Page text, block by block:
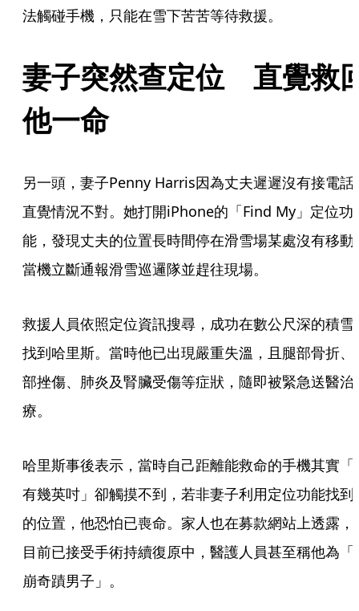
法觸碰手機，只能在雪下苦苦等待救援。
妻子突然查定位　直覺救
他一命
另一頭，妻子Penny Harris因為丈夫遲遲沒有接電話
直覺情況不對。她打開iPhone的「Find My」定位功
能，發現丈夫的位置長時間停在滑雪場某處沒有移動
當機立斷通報滑雪巡邏隊並趕往現場。
救援人員依照定位資訊搜尋，成功在數公尺深的積雪
找到哈里斯。當時他已出現嚴重失溫，且腿部骨折、
部挫傷、肺炎及腎臟受傷等症狀，隨即被緊急送醫治
療。
哈里斯事後表示，當時自己距離能救命的手機其實「
有幾英吋」卻觸摸不到，若非妻子利用定位功能找到
的位置，他恐怕已喪命。家人也在募款網站上透露，
目前已接受手術持續復原中，醫護人員甚至稱他為「
崩奇蹟男子」。